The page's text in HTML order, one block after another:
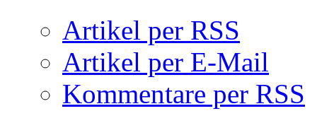
Artikel per RSS
Artikel per E-Mail
Kommentare per RSS